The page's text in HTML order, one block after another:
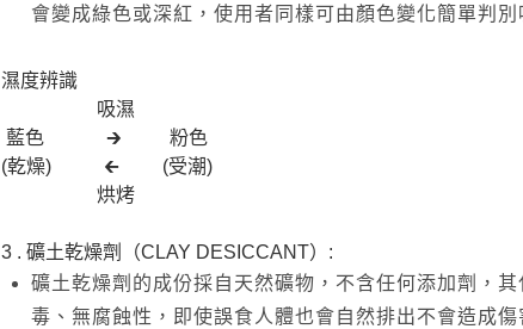
會變成綠色或深紅，使用者同樣可由顏色變化簡單判別
濕度辨識
吸濕
藍色 🡲 粉色
(乾燥) 🡰 (受潮)
烘烤
3 . 礦土乾燥劑（CLAY DESICCANT）:
礦土乾燥劑的成份採自天然礦物，不含任何添加劑，
毒、無腐蝕性，即使誤食人體也會自然排出不會造成傷